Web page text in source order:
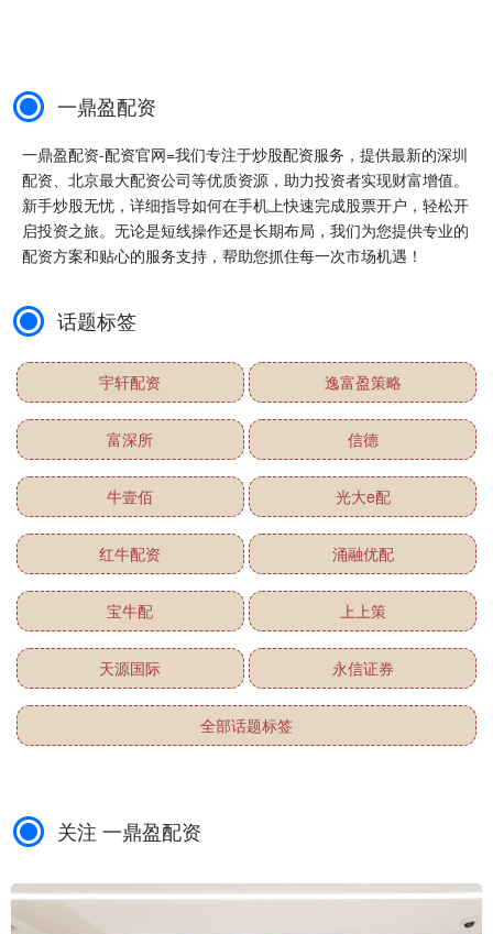
一鼎盈配资
一鼎盈配资-配资官网=我们专注于炒股配资服务，提供最新的深圳
配资、北京最大配资公司等优质资源，助力投资者实现财富增值。
新手炒股无忧，详细指导如何在手机上快速完成股票开户，轻松开
启投资之旅。无论是短线操作还是长期布局，我们为您提供专业的
配资方案和贴心的服务支持，帮助您抓住每一次市场机遇！
话题标签
宇轩配资 逸富盈策略
富深所 信德
牛壹佰 光大e配
红牛配资 涌融优配
宝牛配 上上策
天源国际 永信证券
全部话题标签
关注 一鼎盈配资